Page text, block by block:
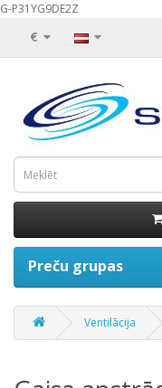
G-P31YG9DE2Z
€
Preču grupas
Ventilācija